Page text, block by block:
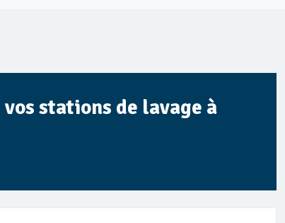
stations de lavage à